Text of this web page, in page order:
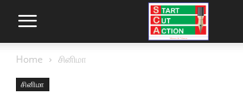
Home சினிமா
சினிமா